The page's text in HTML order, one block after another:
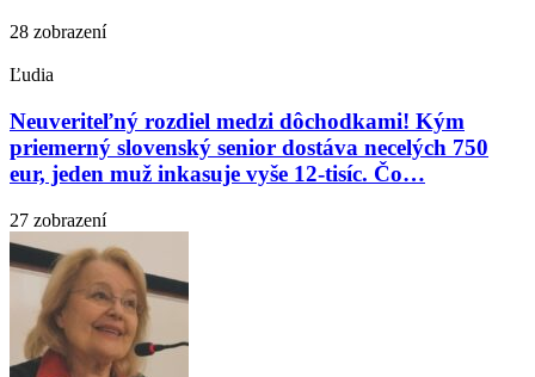
28 zobrazení
Ľudia
Neuveriteľný rozdiel medzi dôchodkami! Kým
priemerný slovenský senior dostáva necelých 750
eur, jeden muž inkasuje vyše 12-tisíc. Čo…
27 zobrazení